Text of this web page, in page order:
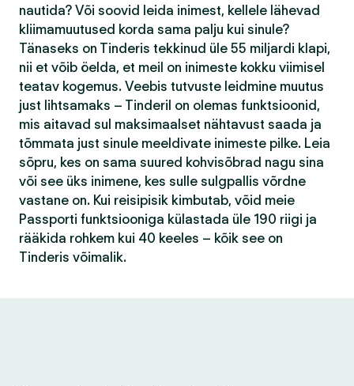
nautida? Või soovid leida inimest, kellele lähevad
kliimamuutused korda sama palju kui sinule?
Tänaseks on Tinderis tekkinud üle 55 miljardi klapi,
nii et võib öelda, et meil on inimeste kokku viimisel
teatav kogemus. Veebis tutvuste leidmine muutus
just lihtsamaks – Tinderil on olemas funktsioonid,
mis aitavad sul maksimaalset nähtavust saada ja
tõmmata just sinule meeldivate inimeste pilke. Leia
sõpru, kes on sama suured kohvisõbrad nagu sina
või see üks inimene, kes sulle sulgpallis võrdne
vastane on. Kui reisipisik kimbutab, võid meie
Passporti funktsiooniga külastada üle 190 riigi ja
rääkida rohkem kui 40 keeles – kõik see on
Tinderis võimalik.